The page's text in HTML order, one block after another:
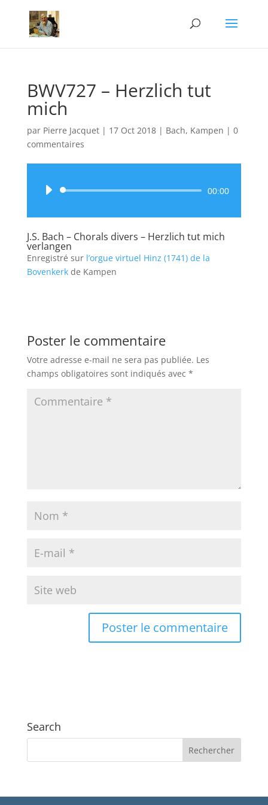
BWV727 – Herzlich tut
mich
par Pierre Jacquet| 17 Oct 2018| Bach, Kampen | 0
commentaires
Lecteur
00:00
J.S. Bach – Chorals divers – Herzlich tut mich
verlangen
Enregistré sur l’orgue virtuel Hinz (1741) de la
Bovenkerkde Kampen
Poster le commentaire
Votre adresse e-mail ne sera pas publiée. Les
champs obligatoires sont indiqués avec *
Search